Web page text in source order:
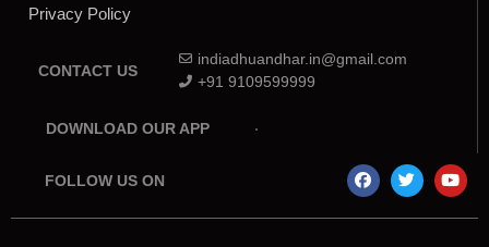
Privacy Policy
CONTACT US
indiadhuandhar.in@gmail.com
+91 9109599999
DOWNLOAD OUR APP
FOLLOW US ON